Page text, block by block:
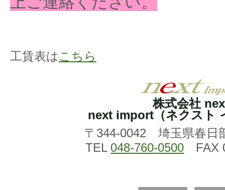
工賃表は こちら
株式会社
next import（ネクスト
〒344-0042 埼玉県春日
TEL 048-760-0500 FAX